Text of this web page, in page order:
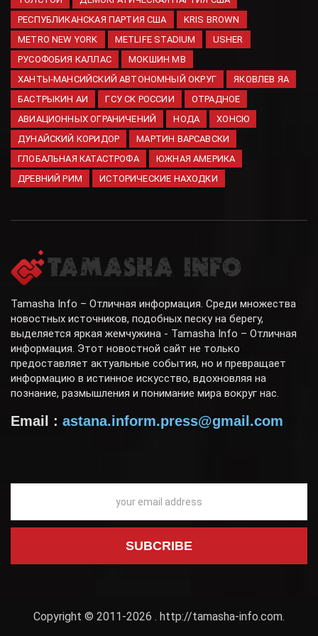
договоренности с США по
поставкам ракет для ПВО
08.08.2026
РЕСПУБЛИКАНСКАЯ ПАРТИЯ США
KRIS BROWN
METRO NEW YORK
METLIFE STADIUM
USHER
РУСОФОБИЯ КАЛЛАС
МОКШИН МВ
ХАНТЫ-МАНСИЙСКИЙ АВТОНОМНЫЙ ОКРУГ
ЯКОВЛЕВ ЯА
БАСТРЫКИН АИ
ГСУ СК РОССИИ
ОТРАДНОЕ
АВИАЦИОННЫХ ОГРАНИЧЕНИЙ
НОДА
ХОНСЮ
ДУНАЙСКИЙ КОРИДОР
МАРТИН ВАРСАВСКИ
ГЛОБАЛЬНАЯ КАТАСТРОФА
ЮЖНАЯ АМЕРИКА
ДРЕВНИЙ РИМ
ИСТОРИЧЕСКИЕ НАХОДКИ
Tamasha Info – Отличная информация. Среди множества
новостных источников, подобных песку на берегу,
выделяется яркая жемчужина - Tamasha Info – Отличная
информация. Этот новостной сайт не только
предоставляет актуальные события, но и превращает
информацию в истинное искусство, вдохновляя на
познание, размышления и понимание мира вокруг нас.
Email : astana.inform.press@gmail.com
Copyright © 2011-2026 . http://tamasha-info.com.